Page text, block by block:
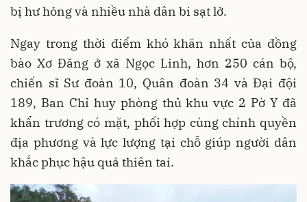
bị hư hỏng và nhiều nhà dân bi sạt lở.
Ngay trong thời điểm khó khăn nhất của đồng
bào Xơ Đăng ở xã Ngọc Linh, hơn 250 cán bộ,
chiến sĩ Sư đoàn 10, Quân đoàn 34 và Đại đội
189, Ban Chỉ huy phòng thủ khu vực 2 Pờ Y đã
khẩn trương có mặt, phối hợp cùng chính quyền
địa phương và lực lượng tại chỗ giúp người dân
khắc phục hậu quả thiên tai.